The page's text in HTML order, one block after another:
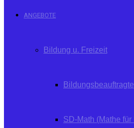
ANGEBOTE
Bildung u. Freizeit
Bildungsbeauftragte
SD-Math (Mathe für